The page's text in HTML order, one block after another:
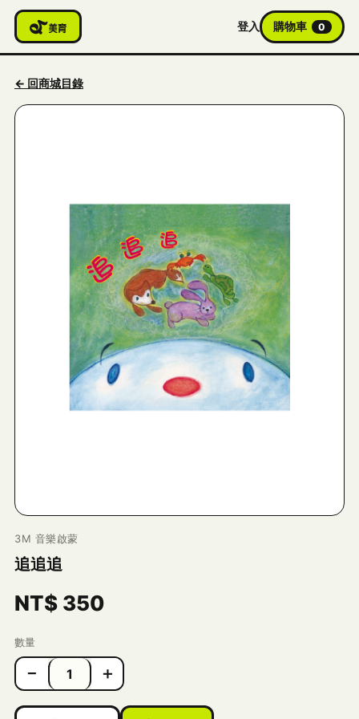
登入 購物車 0
← 回商城目錄
3M 音樂啟蒙
追追追
NT$ 350
數量
− ＋